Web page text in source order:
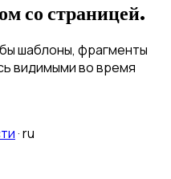
со страницей.
шаблоны, фрагменты
видимыми во время
·ru